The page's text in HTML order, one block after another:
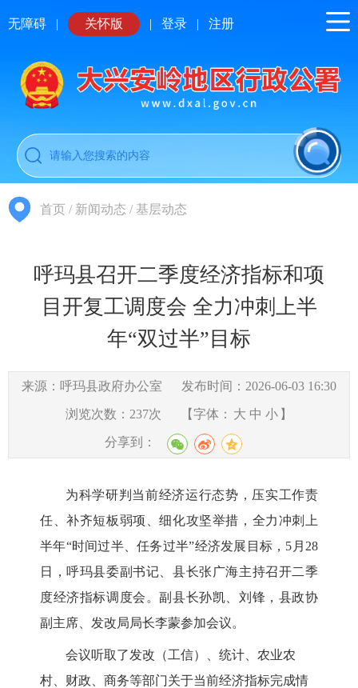
无障碍 | 关怀版 | 登录 | 注册
首页 / 新闻动态 / 基层动态
呼玛县召开二季度经济指标和项
目开复工调度会 全力冲刺上半
年“双过半”目标
来源：呼玛县政府办公室 发布时间：2026-06-03 16:30
浏览次数： 237次 【字体： 大 中 小 】
分享到：
为科学研判当前经济运行态势，压实工作责
任、补齐短板弱项、细化攻坚举措，全力冲刺上
半年“时间过半、任务过半”经济发展目标，5月28
日，呼玛县委副书记、县长张广海主持召开二季
度经济指标调度会。副县长孙凯、刘锋，县政协
副主席、发改局局长李蒙参加会议。
会议听取了发改（工信）、统计、农业农
村、财政、商务等部门关于当前经济指标完成情